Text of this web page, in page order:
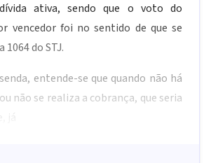
ativa, sendo que o voto do
vencedor foi no sentido de que se
do STJ.
entende-se que quando não há
não se realiza a cobrança, que seria
já